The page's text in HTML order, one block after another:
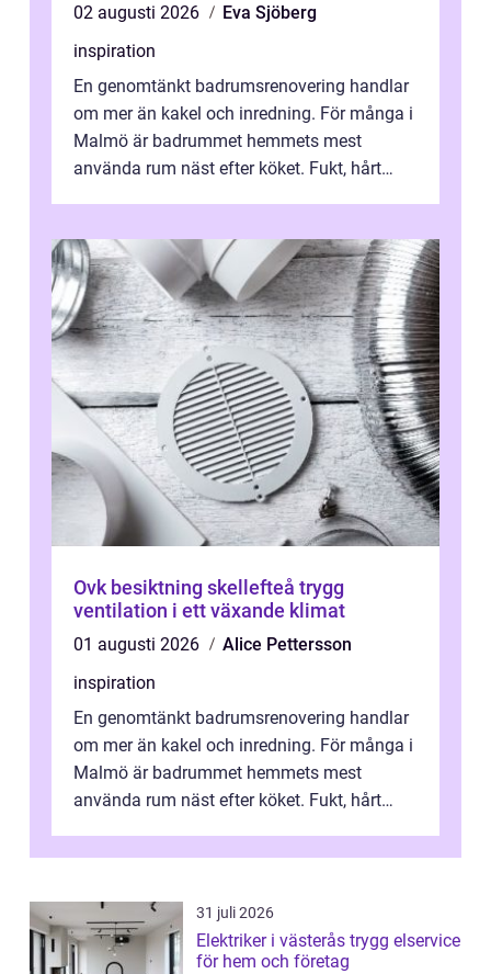
02 augusti 2026
Eva Sjöberg
inspiration
En genomtänkt badrumsrenovering handlar
om mer än kakel och inredning. För många i
Malmö är badrummet hemmets mest
använda rum näst efter köket. Fukt, hårt
Ovk besiktning skellefteå trygg
ventilation i ett växande klimat
01 augusti 2026
Alice Pettersson
inspiration
En genomtänkt badrumsrenovering handlar
om mer än kakel och inredning. För många i
Malmö är badrummet hemmets mest
använda rum näst efter köket. Fukt, hårt
...
31 juli 2026
Elektriker i västerås trygg elservice
för hem och företag